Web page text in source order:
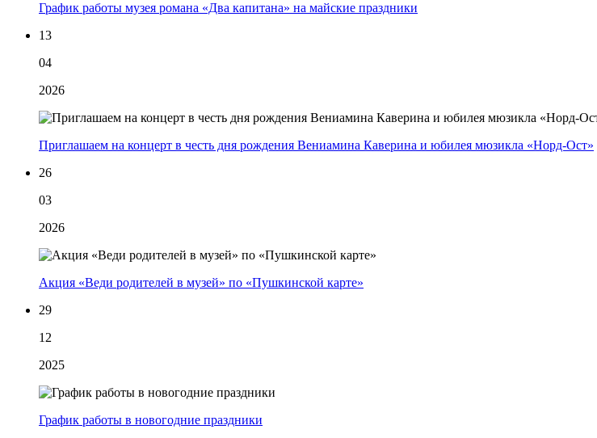
График работы музея романа «Два капитана» на майские праздники
13
04
2026
Приглашаем на концерт в честь дня рождения Вениамина Каверина и юбилея мюзикла «Норд-Ост»
26
03
2026
Акция «Веди родителей в музей» по «Пушкинской карте»
29
12
2025
График работы в новогодние праздники